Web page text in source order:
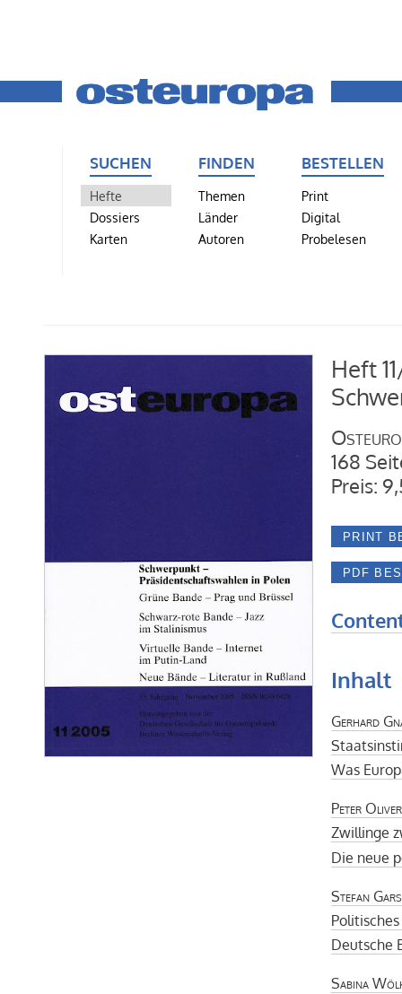
SUCHEN
Hefte
Dossiers
Karten
FINDEN
Themen
Länder
Autoren
BESTELLEN
Print
Digital
Probelesen
Heft
168
Preis:
Inhalt
Gerhard
Was
Peter
Zwillinge
Die neue
Stefan
Deutsche
Sabina